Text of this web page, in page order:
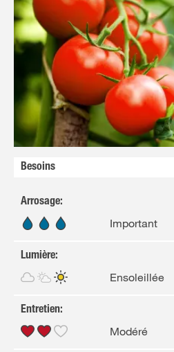
Promotions
Besoins
Arrosage:
Important
Lumière:
Ensoleillée
Entretien:
Modéré